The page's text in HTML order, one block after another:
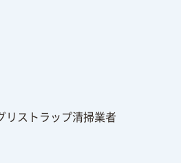
リストラップ清掃業者